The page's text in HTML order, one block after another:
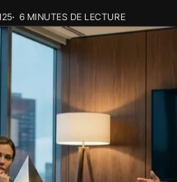
6 MINUTES DE LECTURE